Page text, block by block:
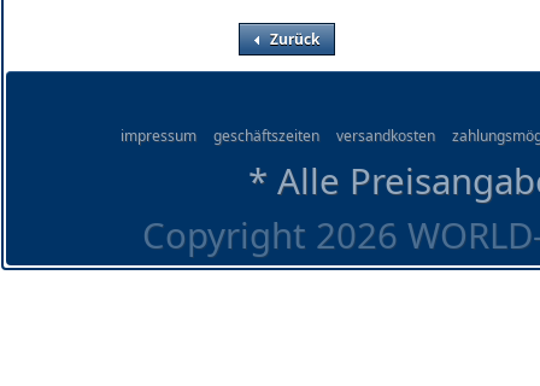
Zurück
impressum geschäftszeiten versandkosten
* Alle
Copyright 2026